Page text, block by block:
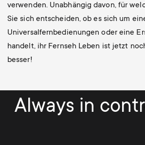
verwenden. Unabhängig davon, für
Sie sich entscheiden, ob es sich um
Universalfernbedienungen oder eine
handelt, ihr Fernseh Leben ist jetzt
besser!
Always in